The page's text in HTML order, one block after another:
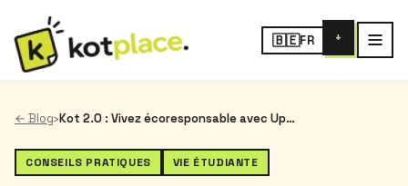
🇧🇪FR +
← Blog› Kot 2.0 : Vivez écoresponsable avec Upkot
CONSEILS PRATIQUES VIE ÉTUDIANTE